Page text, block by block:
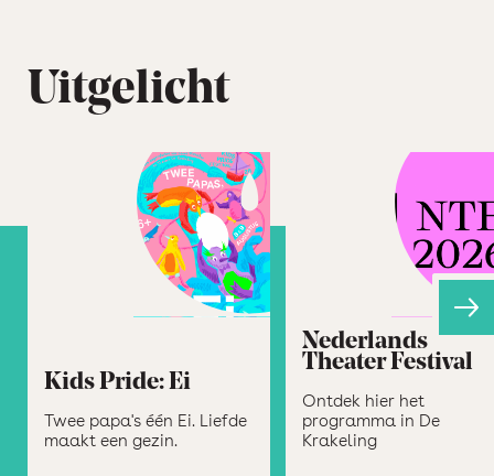
Uitgelicht
Kids Pride: Ei
Twee papa's één Ei. Liefde
maakt een gezin.
Nederlands
Theater Festival
Ontdek hier het
programma in De
Krakeling